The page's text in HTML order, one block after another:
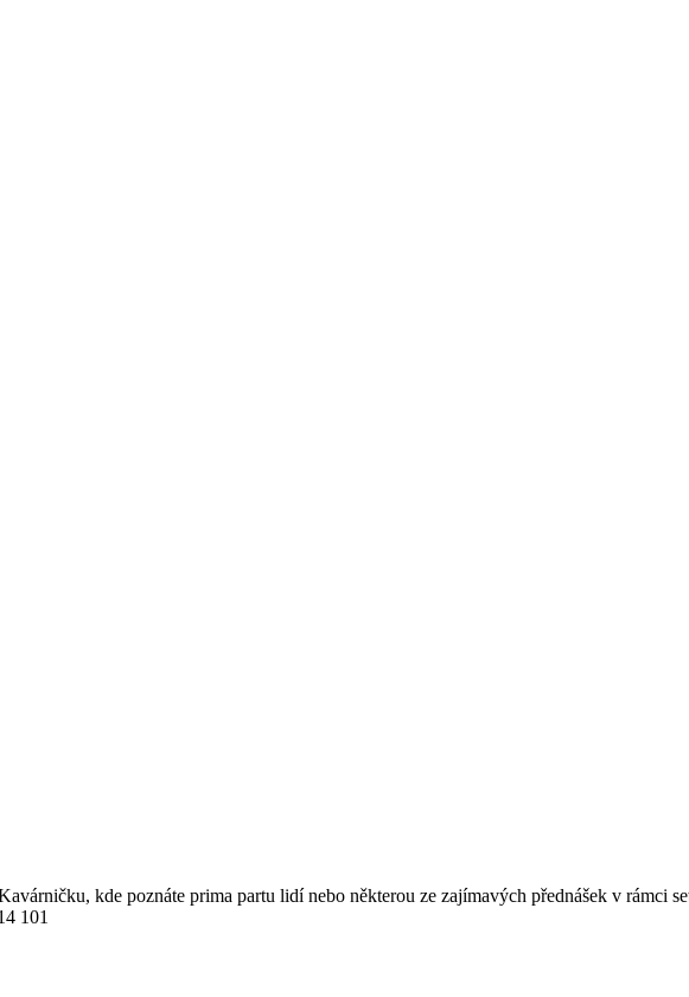
kde poznáte prima partu lidí nebo některou ze zajímavých přednášek v rámci
101